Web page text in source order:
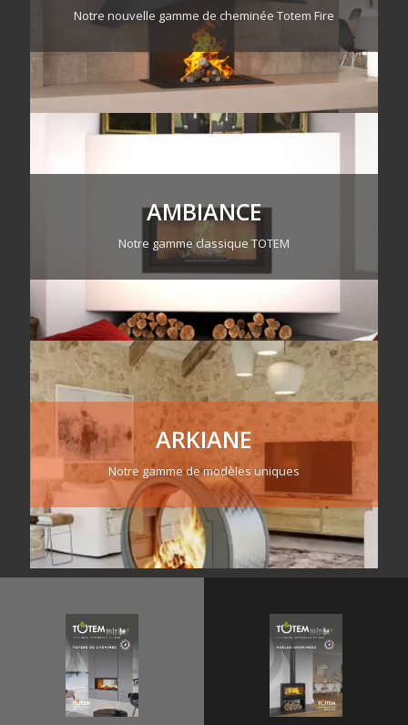
Notre nouvelle gamme de cheminée Totem Fire
AMBIANCE
Notre gamme classique TOTEM
ARKIANE
Notre gamme de modèles uniques